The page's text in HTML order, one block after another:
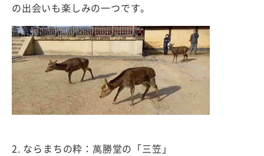
の出会いも楽しみの一つです。
2. ならまちの粋：萬勝堂の「三笠」